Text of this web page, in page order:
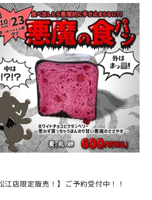
江店限定販売！】ご予約受付中！！